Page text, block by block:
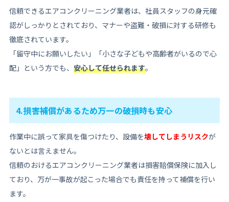
信頼できるエアコンクリーニング業者は、社員スタッフの身元確
認がしっかりとされており、マナーや盗難・破損に対する研修も
徹底されています。
「留守中にお願いしたい」「小さな子どもや高齢者がいるので心
配」という方でも、 安心して任せられます。
4.損害補償があるため万一の破損時も安心
作業中に誤って家具を傷つけたり、設備を壊してしまうリスクが
ないとは言えません。
信頼のおけるエアコンクリーニング業者は損害賠償保険に加入し
ており、万が一事故が起こった場合でも責任を持って補償を行い
ます。